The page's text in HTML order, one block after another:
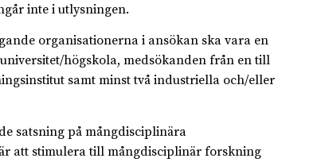
inte i utlysningen.
organisationerna i ansökan ska vara en
högskola, medsökanden från en till
samt minst två industriella och/eller
satsning på mångdisciplinära
att stimulera till mångdisciplinär forskning